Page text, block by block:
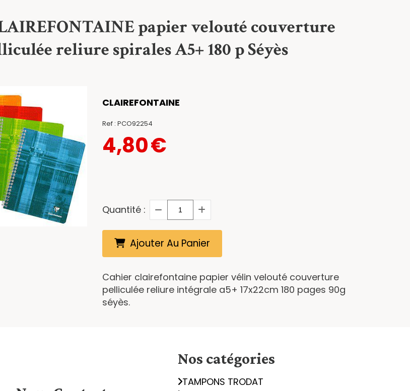
papier velouté couverture
reliure spirales A5+ 180 p Séyès
CLAIREFONTAINE
Ref : PCO92254
4,80€
Quantité :
Ajouter Au Panier
Cahier clairefontaine papier vélin velouté couverture
pelliculée reliure intégrale a5+ 17x22cm 180 pages 90g
séyès.
Nos catégories
TAMPONS TRODAT